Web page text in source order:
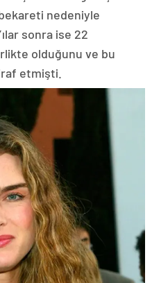
nedeniyle
sonra ise 22
olduğunu ve bu
etmişti.